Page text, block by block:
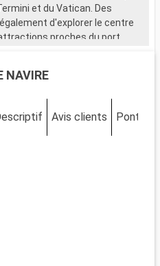
et du Vatican. Des
d'explorer le centre
proches du port
chargée d'histoire, abrite
port. Découvrez la Forteresse
Renaissance offrant de
NAVIRE
Avis clients Ponts